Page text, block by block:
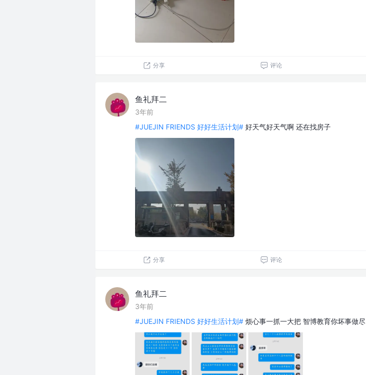
分享 评论
鱼礼拜二
3年前
#JUEJIN FRIENDS 好好生活计划# 好天气好天气啊 还在找房子
分享 评论
鱼礼拜二
3年前
#JUEJIN FRIENDS 好好生活计划# 烦心事一抓一大把 智博教育你坏事做尽